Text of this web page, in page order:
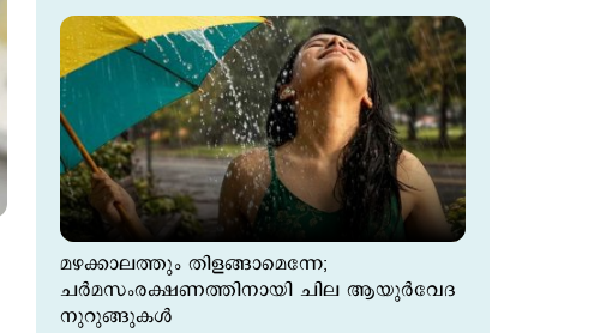
മഴക്കാലത്തും തിളങ്ങാമെന്നേ;
ചര്‍മസംരക്ഷണത്തിനായി ചില ആയുർവേദ
നുറുങ്ങുകള്‍